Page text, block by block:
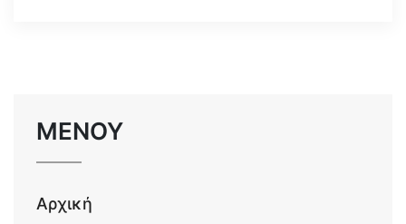
ΜΕΝΟΥ
Αρχική